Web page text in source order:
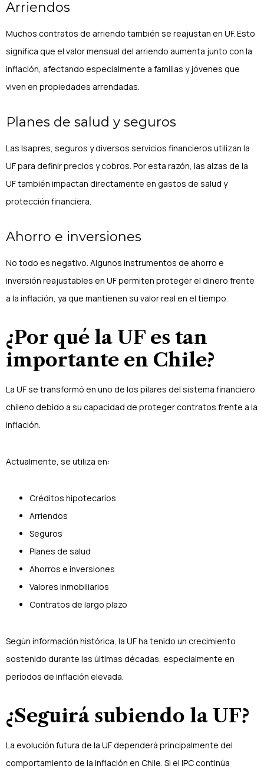
Arriendos
Muchos contratos de arriendo también se reajustan en UF. Esto
significa que el valor mensual del arriendo aumenta junto con la
inflación, afectando especialmente a familias y jóvenes que
viven en propiedades arrendadas.
Planes de salud y seguros
Las Isapres, seguros y diversos servicios financieros utilizan la
UF para definir precios y cobros. Por esta razón, las alzas de la
UF también impactan directamente en gastos de salud y
protección financiera.
Ahorro e inversiones
No todo es negativo. Algunos instrumentos de ahorro e
inversión reajustables en UF permiten proteger el dinero frente
a la inflación, ya que mantienen su valor real en el tiempo.
¿Por qué la UF es tan
importante en Chile?
La UF se transformó en uno de los pilares del sistema financiero
chileno debido a su capacidad de proteger contratos frente a la
inflación.
Actualmente, se utiliza en:
Créditos hipotecarios
Arriendos
Seguros
Planes de salud
Ahorros e inversiones
Valores inmobiliarios
Contratos de largo plazo
Según información histórica, la UF ha tenido un crecimiento
sostenido durante las últimas décadas, especialmente en
períodos de inflación elevada.
¿Seguirá subiendo la UF?
La evolución futura de la UF dependerá principalmente del
comportamiento de la inflación en Chile. Si el IPC continúa